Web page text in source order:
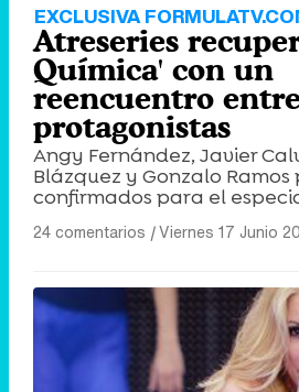
EXCLUSIVA
Atreseries
Química' con un
reencuentro
protagonistas
Angy Fernández, Javier
Blázquez y Gonzalo Ramos
confirmados para el
24 comentarios |Viernes 17 Junio